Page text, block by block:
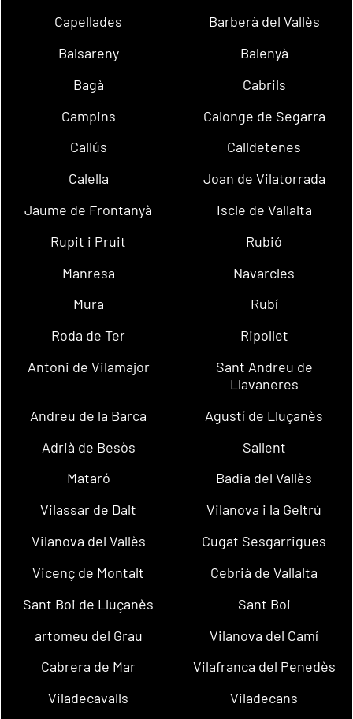
Capellades
Barberà del Vallès
Balsareny
Balenyà
Bagà
Cabrils
Campins
Calonge de Segarra
Callús
Calldetenes
Calella
Joan de Vilatorrada
Jaume de Frontanyà
Iscle de Vallalta
Rupit i Pruit
Rubió
Manresa
Navarcles
Mura
Rubí
Roda de Ter
Ripollet
Antoni de Vilamajor
Sant Andreu de
Llavaneres
Andreu de la Barca
Agustí de Lluçanès
Adrià de Besòs
Sallent
Mataró
Badia del Vallès
Vilassar de Dalt
Vilanova i la Geltrú
Vilanova del Vallès
Cugat Sesgarrigues
Vicenç de Montalt
Cebrià de Vallalta
Sant Boi de Lluçanès
Sant Boi
artomeu del Grau
Vilanova del Camí
Cabrera de Mar
Vilafranca del Penedès
Viladecavalls
Viladecans